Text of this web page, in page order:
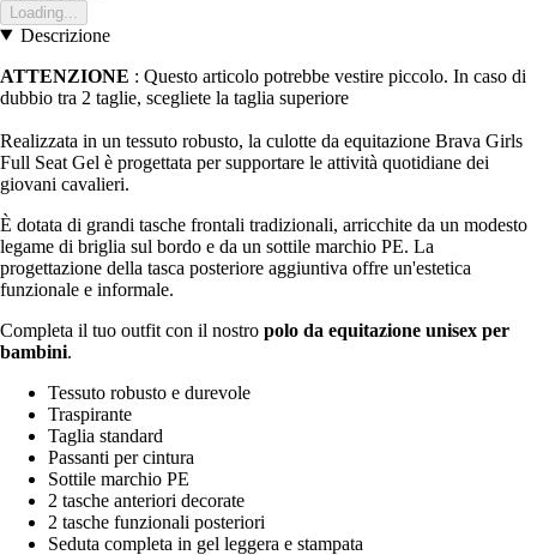
Loading...
Descrizione
ATTENZIONE : Questo articolo potrebbe vestire piccolo. In caso di
dubbio tra 2 taglie, scegliete la taglia superiore
Realizzata in un tessuto robusto, la culotte da equitazione Brava Girls
Full Seat Gel è progettata per supportare le attività quotidiane dei
giovani cavalieri.
È dotata di grandi tasche frontali tradizionali, arricchite da un modesto
legame di briglia sul bordo e da un sottile marchio PE. La
progettazione della tasca posteriore aggiuntiva offre un'estetica
funzionale e informale.
Completa il tuo outfit con il nostro polo da equitazione unisex per
bambini.
Tessuto robusto e durevole
Traspirante
Taglia standard
Passanti per cintura
Sottile marchio PE
2 tasche anteriori decorate
2 tasche funzionali posteriori
Seduta completa in gel leggera e stampata